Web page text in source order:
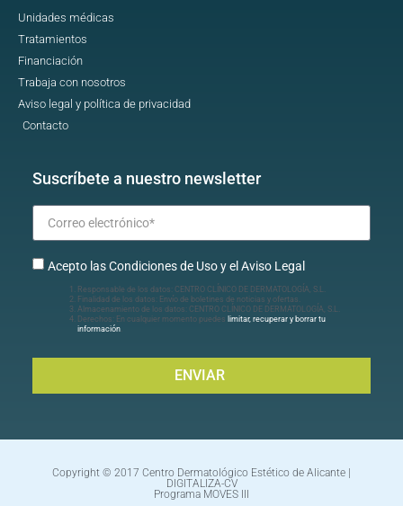
Unidades médicas
Tratamientos
Financiación
Trabaja con nosotros
Aviso legal y política de privacidad
Contacto
Suscríbete a nuestro newsletter
Acepto las Condiciones de Uso y el Aviso Legal
Responsable de los datos: CENTRO CLÍNICO DE DERMATOLOGÍA, S.L.
Finalidad de los datos: Envío de boletines de noticias y ofertas.
Almacenamiento de los datos: CENTRO CLÍNICO DE DERMATOLOGÍA, S.L.
Derechos: En cualquier momento puedes limitar, recuperar y borrar tu
información
ENVIAR
Copyright © 2017 Centro Dermatológico Estético de Alicante |
DIGITALIZA-CV
Programa MOVES III